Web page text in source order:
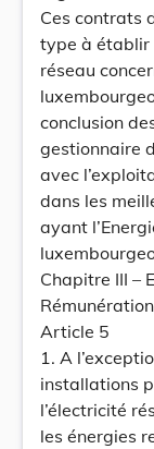
Ces contrats
type à établir
réseau
conclusion
gestionnaire
avec
dans les
ayant
Chapitre III –
Article 5
1. A
installations
l’électricité
les énergies